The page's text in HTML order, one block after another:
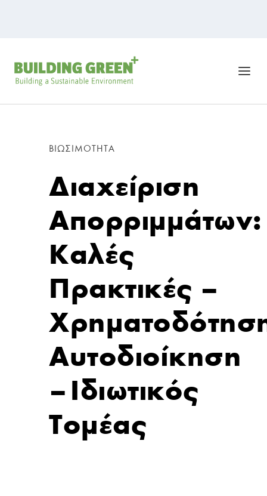
ΒΙΩΣΙΜΌΤΗΤΑ
Διαχείριση
Απορριμμάτων:
Καλές
Πρακτικές –
Αυτοδιοίκηση
– Ιδιωτικός
Τομέας